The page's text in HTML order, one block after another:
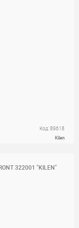
Код: 89618
Kilen
322001 "KILEN"